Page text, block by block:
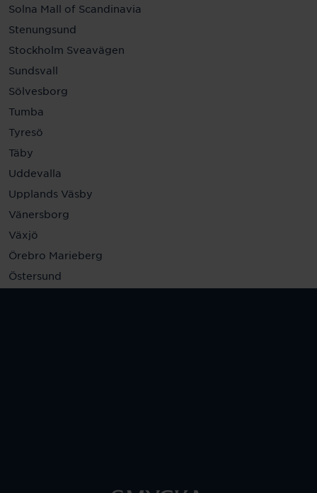
Solna Mall of Scandinavia
Stenungsund
Stockholm Sveavägen
Sundsvall
Sölvesborg
Tumba
Tyresö
Täby
Uddevalla
Upplands Väsby
Vänersborg
Växjö
Örebro Marieberg
Östersund